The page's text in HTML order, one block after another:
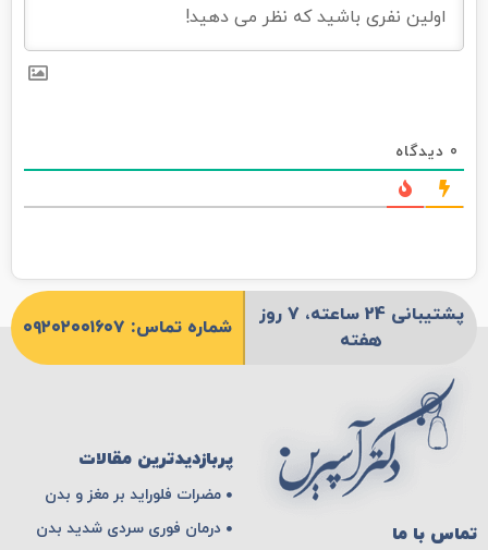
0 دیدگاه
پشتیبانی 24 ساعته، 7 روز
هفته
شماره تماس: ۰۹۲۰۲۰۰۱۶۰۷
تماس با ما
پربازدیدترین مقالات
مضرات فلوراید بر مغز و بدن
درمان فوری سردی شدید بدن